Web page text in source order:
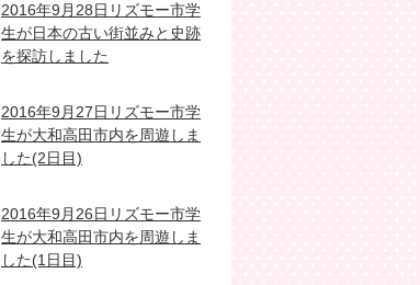
2016年9月28日リズモー市学
生が日本の古い街並みと史跡
を探訪しました
2016年9月27日リズモー市学
生が大和高田市内を周遊しま
した(2日目)
2016年9月26日リズモー市学
生が大和高田市内を周遊しま
した(1日目)